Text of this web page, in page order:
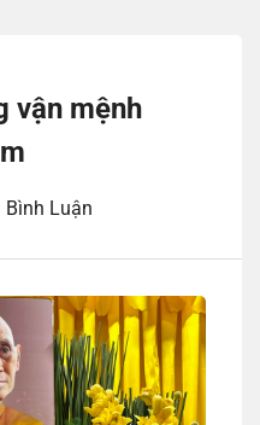
vận mệnh
Luận